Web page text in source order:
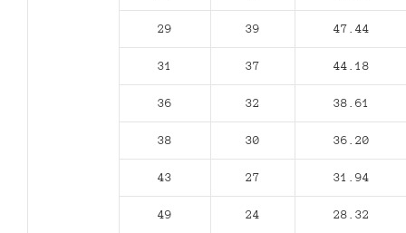
29 39 47.44
31 37 44.18
36 32 38.61
38 30 36.20
43 27 31.94
49 24 28.32